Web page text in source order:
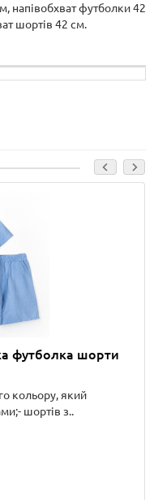
напівобхват футболки 42
шортів 42 см.
футболка шорти
кольору, який
шортів з..